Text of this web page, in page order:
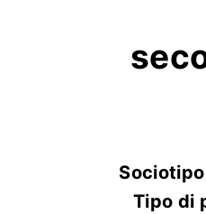
Tipo di